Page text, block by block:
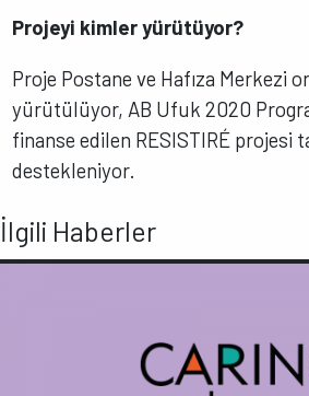
Projeyi kimler yürütüyor?
Proje Postane ve Hafıza Merkezi
yürütülüyor, AB Ufuk 2020
finanse edilen RESISTIRÉ projesi
destekleniyor.
İlgili Haberler